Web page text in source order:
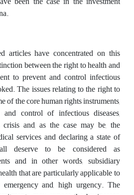
articles have concentrated on this
between the right to health and
to prevent and control infectious
The issues relating to the right to
of the core human rights instruments,
control of infectious diseases,
and, as the case may be, the
services and declaring a state of
deserve to be considered as
and in other words, subsidiary
that are particularly applicable to
and, high urgency. The